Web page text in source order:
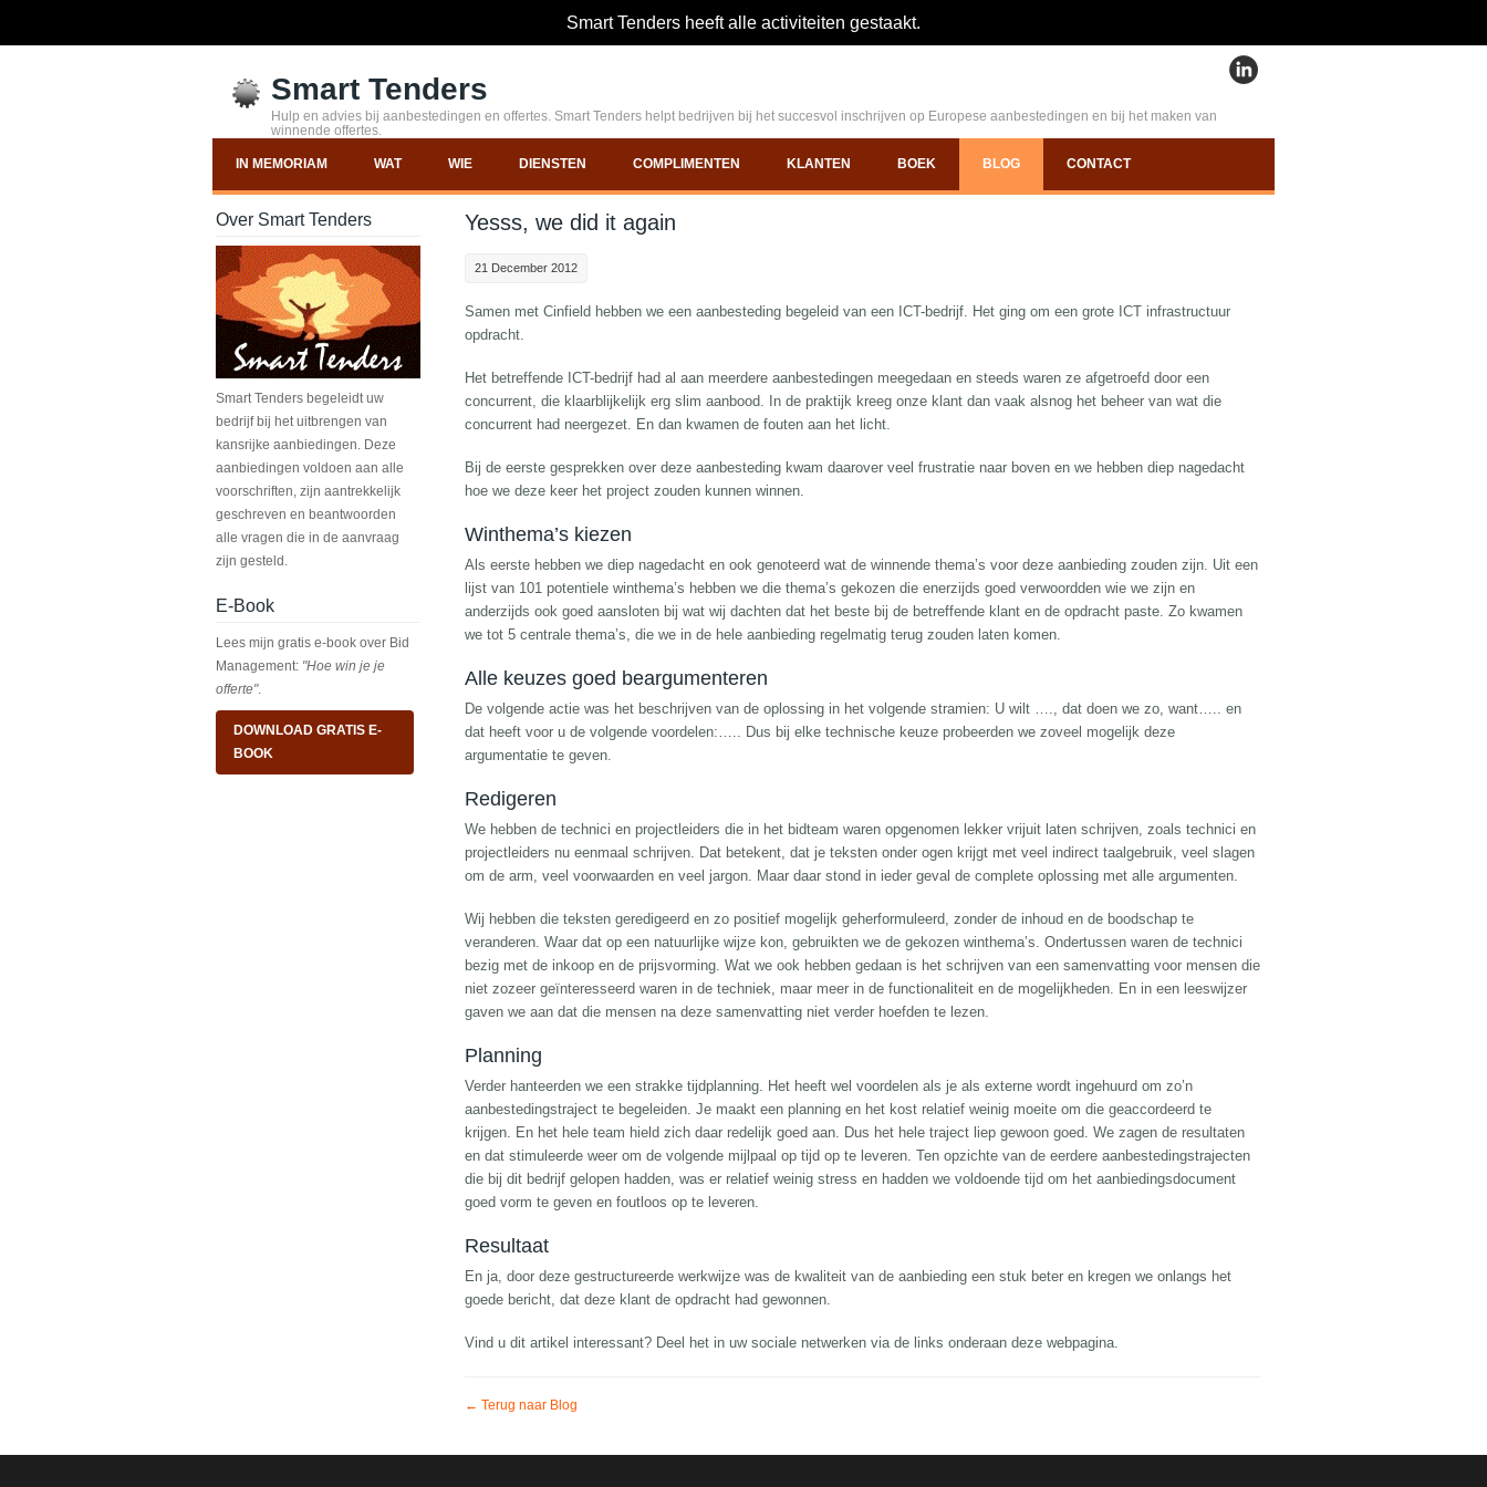
Smart Tenders heeft alle activiteiten gestaakt.
Smart Tenders
Hulp en advies bij aanbestedingen en offertes. Smart Tenders helpt bedrijven bij het succesvol inschrijven op Europese aanbestedingen en bij het maken van
winnende offertes.
IN MEMORIAM WAT WIE DIENSTEN COMPLIMENTEN KLANTEN BOEK BLOG CONTACT
Yesss, we did it again
21 December 2012
Samen met Cinfield hebben we een aanbesteding begeleid van een ICT-bedrijf. Het ging om een grote ICT infrastructuur
opdracht.
Het betreffende ICT-bedrijf had al aan meerdere aanbestedingen meegedaan en steeds waren ze afgetroefd door een
concurrent, die klaarblijkelijk erg slim aanbood. In de praktijk kreeg onze klant dan vaak alsnog het beheer van wat die
concurrent had neergezet. En dan kwamen de fouten aan het licht.
Bij de eerste gesprekken over deze aanbesteding kwam daarover veel frustratie naar boven en we hebben diep nagedacht
hoe we deze keer het project zouden kunnen winnen.
Winthema’s kiezen
Als eerste hebben we diep nagedacht en ook genoteerd wat de winnende thema’s voor deze aanbieding zouden zijn. Uit een
lijst van 101 potentiele winthema’s hebben we die thema’s gekozen die enerzijds goed verwoordden wie we zijn en
anderzijds ook goed aansloten bij wat wij dachten dat het beste bij de betreffende klant en de opdracht paste. Zo kwamen
we tot 5 centrale thema’s, die we in de hele aanbieding regelmatig terug zouden laten komen.
Alle keuzes goed beargumenteren
De volgende actie was het beschrijven van de oplossing in het volgende stramien: U wilt …., dat doen we zo, want….. en
dat heeft voor u de volgende voordelen:….. Dus bij elke technische keuze probeerden we zoveel mogelijk deze
argumentatie te geven.
Redigeren
We hebben de technici en projectleiders die in het bidteam waren opgenomen lekker vrijuit laten schrijven, zoals technici en
projectleiders nu eenmaal schrijven. Dat betekent, dat je teksten onder ogen krijgt met veel indirect taalgebruik, veel slagen
om de arm, veel voorwaarden en veel jargon. Maar daar stond in ieder geval de complete oplossing met alle argumenten.
Wij hebben die teksten geredigeerd en zo positief mogelijk geherformuleerd, zonder de inhoud en de boodschap te
veranderen. Waar dat op een natuurlijke wijze kon, gebruikten we de gekozen winthema’s. Ondertussen waren de technici
bezig met de inkoop en de prijsvorming. Wat we ook hebben gedaan is het schrijven van een samenvatting voor mensen die
niet zozeer geïnteresseerd waren in de techniek, maar meer in de functionaliteit en de mogelijkheden. En in een leeswijzer
gaven we aan dat die mensen na deze samenvatting niet verder hoefden te lezen.
Planning
Verder hanteerden we een strakke tijdplanning. Het heeft wel voordelen als je als externe wordt ingehuurd om zo’n
aanbestedingstraject te begeleiden. Je maakt een planning en het kost relatief weinig moeite om die geaccordeerd te
krijgen. En het hele team hield zich daar redelijk goed aan. Dus het hele traject liep gewoon goed. We zagen de resultaten
en dat stimuleerde weer om de volgende mijlpaal op tijd op te leveren. Ten opzichte van de eerdere aanbestedingstrajecten
die bij dit bedrijf gelopen hadden, was er relatief weinig stress en hadden we voldoende tijd om het aanbiedingsdocument
goed vorm te geven en foutloos op te leveren.
Resultaat
En ja, door deze gestructureerde werkwijze was de kwaliteit van de aanbieding een stuk beter en kregen we onlangs het
goede bericht, dat deze klant de opdracht had gewonnen.
Vind u dit artikel interessant? Deel het in uw sociale netwerken via de links onderaan deze webpagina.
← Terug naar Blog
Over Smart Tenders
Smart Tenders begeleidt uw
bedrijf bij het uitbrengen van
kansrijke aanbiedingen. Deze
aanbiedingen voldoen aan alle
voorschriften, zijn aantrekkelijk
geschreven en beantwoorden
alle vragen die in de aanvraag
zijn gesteld.
E-Book
Lees mijn gratis e-book over Bid
Management: "Hoe win je je
offerte".
DOWNLOAD GRATIS E-
BOOK